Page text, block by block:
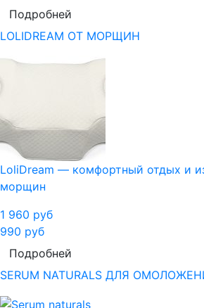
Подробней
LOLIDREAM ОТ МОРЩИН
LoliDream — комфортный отдых и
морщин
1 960 руб
990 руб
Подробней
SERUM NATURALS ДЛЯ